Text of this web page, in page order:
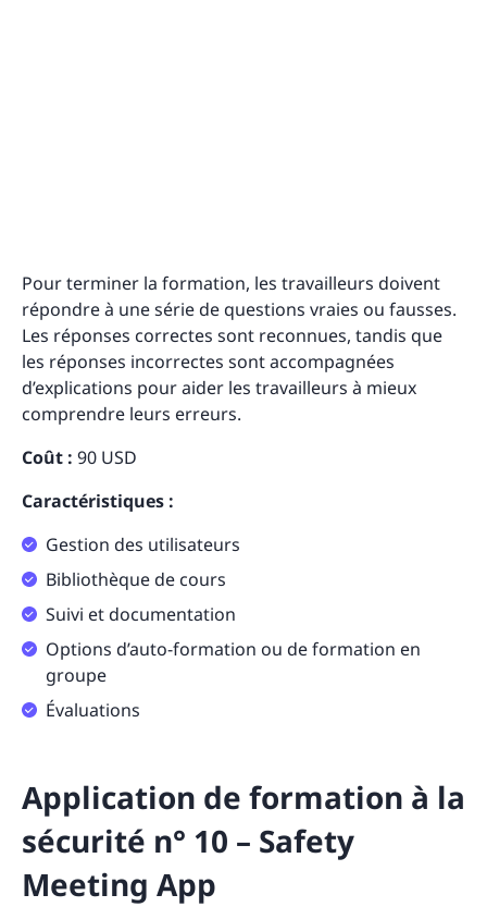
Pour terminer la formation, les travailleurs doivent
répondre à une série de questions vraies ou fausses.
Les réponses correctes sont reconnues, tandis que
les réponses incorrectes sont accompagnées
d’explications pour aider les travailleurs à mieux
comprendre leurs erreurs.
Coût : 90 USD
Caractéristiques :
Gestion des utilisateurs
Bibliothèque de cours
Suivi et documentation
Options d’auto-formation ou de formation en
groupe
Évaluations
Application de formation à la
sécurité n° 10 – Safety
Meeting App